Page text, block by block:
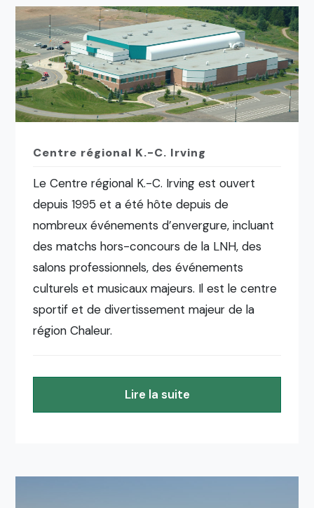
Centre régional K.-C. Irving
Le Centre régional K.-C. Irving est ouvert
depuis 1995 et a été hôte depuis de
nombreux événements d’envergure, incluant
des matchs hors-concours de la LNH, des
salons professionnels, des événements
culturels et musicaux majeurs. Il est le centre
sportif et de divertissement majeur de la
région Chaleur.
Lire la suite